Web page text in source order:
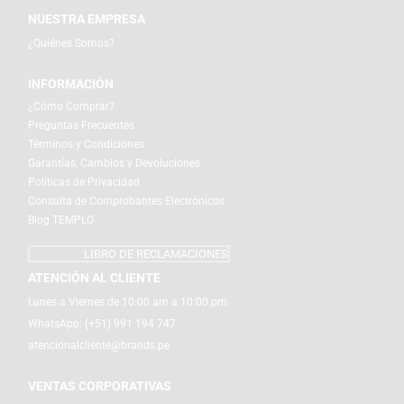
NUESTRA EMPRESA
¿Quiénes Somos?
INFORMACIÓN
¿Cómo Comprar?
Preguntas Frecuentes
Términos y Condiciones
Garantías, Cambios y Devoluciones
Políticas de Privacidad
Consulta de Comprobantes Electrónicos
Blog TEMPLO
LIBRO DE RECLAMACIONES
ATENCIÓN AL CLIENTE
Lunes a Viernes de 10:00 am a 10:00 pm
WhatsApp: (+51) 991 194 747
atencionalcliente@brands.pe
VENTAS CORPORATIVAS